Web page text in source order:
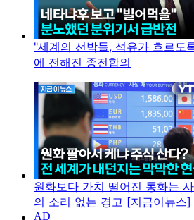
"세계의 선박들, 석유가 흐르도
에 전해진 종전합의
원화보다 가치 떨어진 통화는
의 소리 없는 경고 [지금이뉴스]